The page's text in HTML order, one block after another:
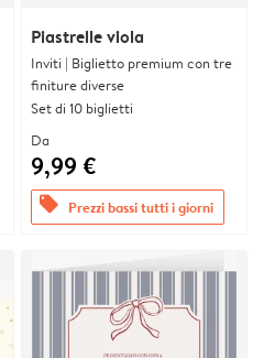
Piastrelle viola
Inviti | Biglietto premium con tre
finiture diverse
Set di 10 biglietti
Da
9,99 €
offers Prezzi bassi tutti i giorni